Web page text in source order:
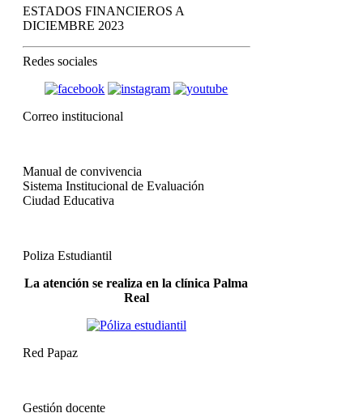
ESTADOS FINANCIEROS A
DICIEMBRE 2023
Redes sociales
Correo institucional
Manual de convivencia
Sistema Institucional de Evaluación
Ciudad Educativa
Poliza Estudiantil
La atención se realiza en la clínica Palma
Real
Red Papaz
Gestión docente